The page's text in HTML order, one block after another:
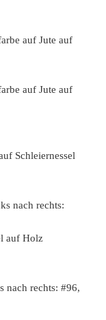
auf Jute auf
auf Jute auf
Schleiernessel
nach rechts:
auf Holz
nach rechts: #96,